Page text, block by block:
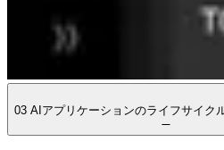
03 AIアプリケーションのライフサイク